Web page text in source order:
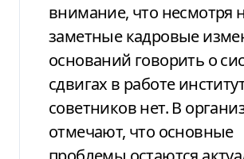
внимание, что несмотря
заметные кадровые
оснований говорить о
сдвигах в работе
советников нет. В
отмечают, что основные